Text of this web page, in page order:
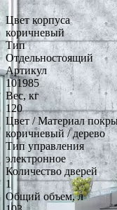
Цвет корпуса
коричневый
Тип
Отдельностоящий
Артикул
101985
Вес, кг
120
Цвет / Материал
коричневый / дерево
Тип управления
электронное
Количество дверей
1
Общий объем, л